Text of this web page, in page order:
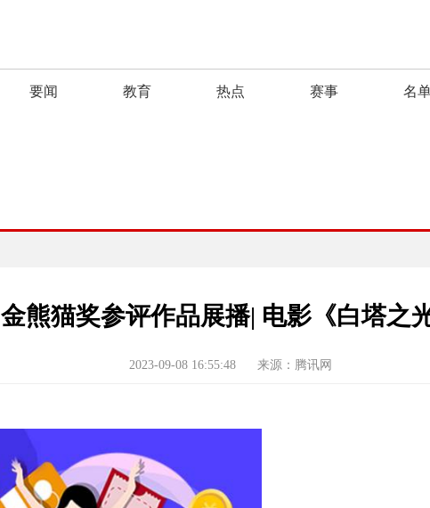
要闻 教育 热点 赛事 名
金熊猫奖参评作品展播| 电影《白塔之
2023-09-08 16:55:48 来源：腾讯网